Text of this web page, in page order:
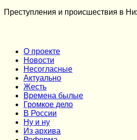
Преступления и происшествия в
О проекте
Новости
Несогласные
Актуально
Жесть
Времена былые
Громкое дело
В России
Ну и ну
Из архива